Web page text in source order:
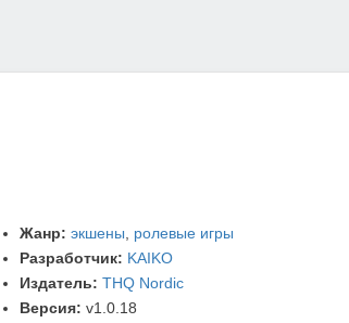
Жанр: экшены
ролевые игры
Разработчик: KAIKO
Издатель: THQ Nordic
Версия: v1.0.18